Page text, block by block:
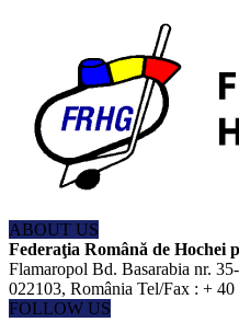
ABOUT US
Federaţia Română de Hochei
Flamaropol Bd. Basarabia nr.
022103, România Tel/Fax : + 40
FOLLOW US